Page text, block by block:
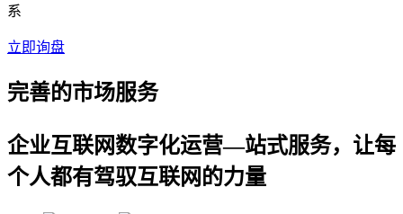
系
立即询盘
完善的市场服务
企业互联网数字化运营—站式服务，让每
个人都有驾驭互联网的力量